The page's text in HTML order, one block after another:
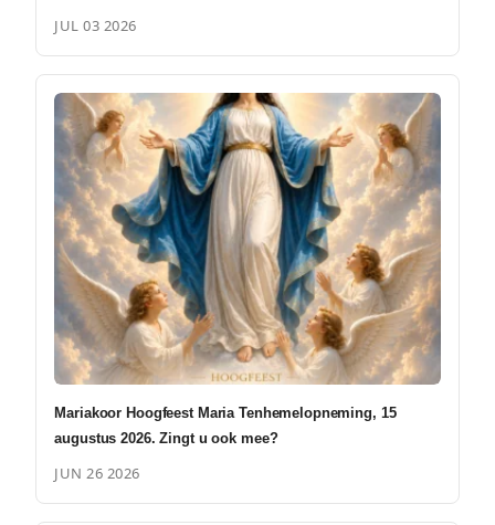
JUL 03 2026
Mariakoor Hoogfeest Maria Tenhemelopneming, 15
augustus 2026. Zingt u ook mee?
JUN 26 2026